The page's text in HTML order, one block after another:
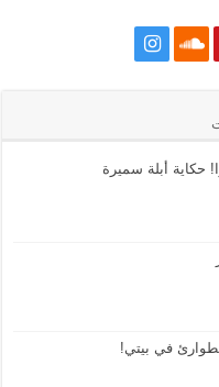
حكاية أبلة سميرة
في بيتي!